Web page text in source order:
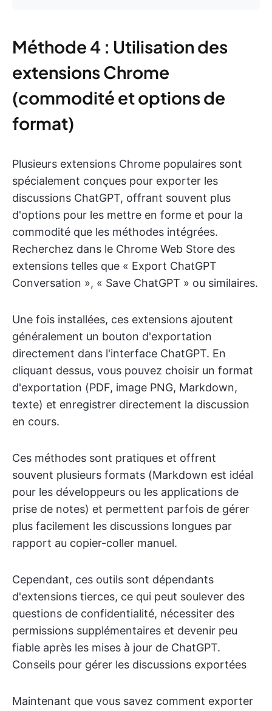
Méthode 4 : Utilisation des
extensions Chrome
(commodité et options de
format)
Plusieurs extensions Chrome populaires sont
spécialement conçues pour exporter les
discussions ChatGPT, offrant souvent plus
d'options pour les mettre en forme et pour la
commodité que les méthodes intégrées.
Recherchez dans le Chrome Web Store des
extensions telles que « Export ChatGPT
Conversation », « Save ChatGPT » ou similaires.
Une fois installées, ces extensions ajoutent
généralement un bouton d'exportation
directement dans l'interface ChatGPT. En
cliquant dessus, vous pouvez choisir un format
d'exportation (PDF, image PNG, Markdown,
texte) et enregistrer directement la discussion
en cours.
Ces méthodes sont pratiques et offrent
souvent plusieurs formats (Markdown est idéal
pour les développeurs ou les applications de
prise de notes) et permettent parfois de gérer
plus facilement les discussions longues par
rapport au copier-coller manuel.
Cependant, ces outils sont dépendants
d'extensions tierces, ce qui peut soulever des
questions de confidentialité, nécessiter des
permissions supplémentaires et devenir peu
fiable après les mises à jour de ChatGPT.
Conseils pour gérer les discussions exportées
Maintenant que vous savez comment exporter